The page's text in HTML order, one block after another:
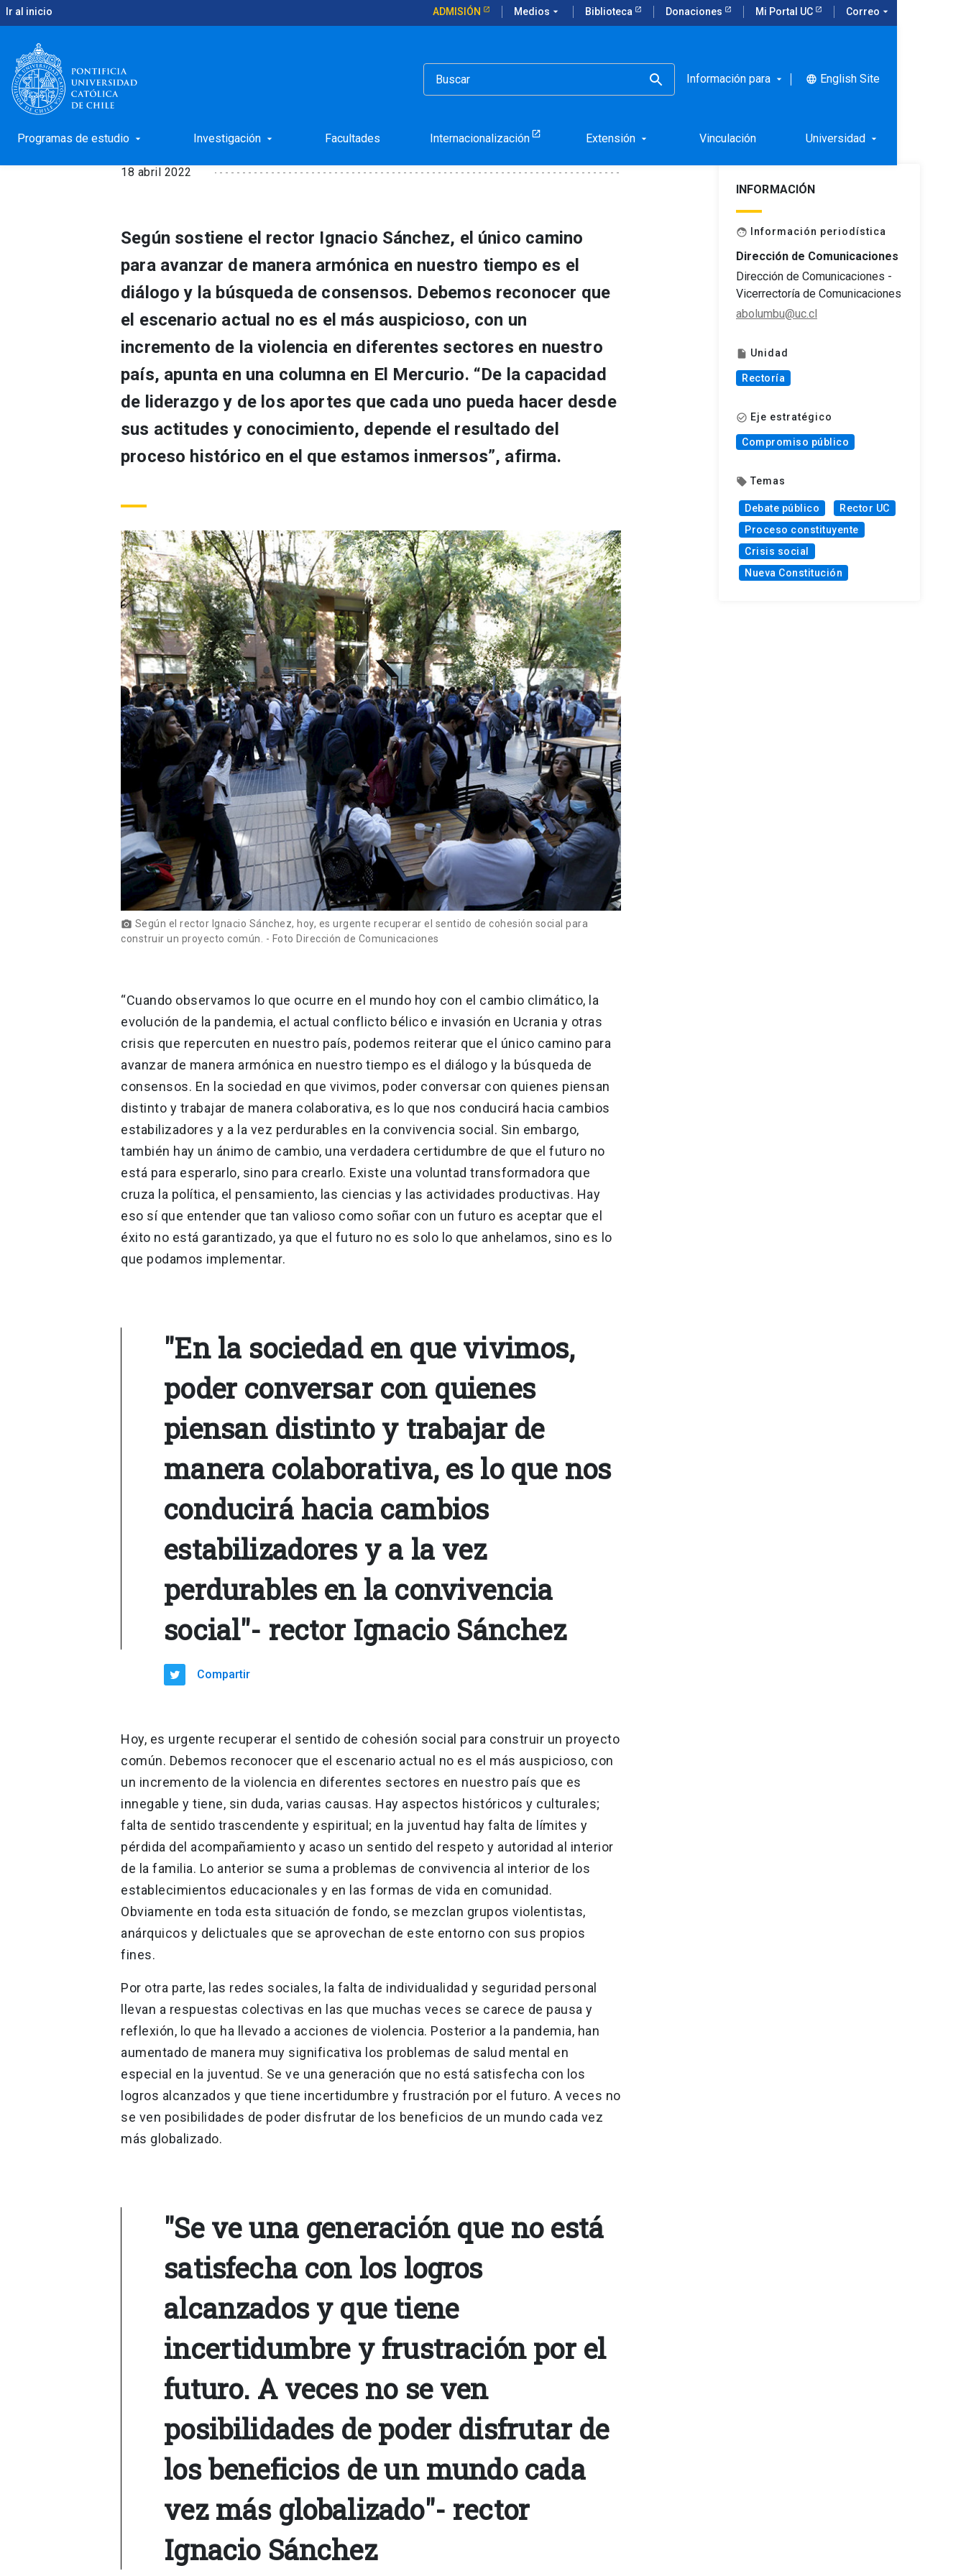
Ir al inicio ADMISIÓN Medios arrow_drop_down Biblioteca Donaciones Mi Portal UC Correo arrow_drop_down
Información para arrow_drop_down language English Site
Programas de estudio arrow_drop_down Investigación arrow_drop_down Facultades Internacionalización Extensión arrow_drop_down Vinculación Universidad arrow_drop_down
Inicio
Nuevo futuro para Chile
18 abril 2022
Según sostiene el rector Ignacio Sánchez, el único camino
para avanzar de manera armónica en nuestro tiempo es el
diálogo y la búsqueda de consensos. Debemos reconocer que
el escenario actual no es el más auspicioso, con un
incremento de la violencia en diferentes sectores en nuestro
país, apunta en una columna en El Mercurio. “De la capacidad
de liderazgo y de los aportes que cada uno pueda hacer desde
sus actitudes y conocimiento, depende el resultado del
proceso histórico en el que estamos inmersos”, afirma.
photo_camera Según el rector Ignacio Sánchez, hoy, es urgente recuperar el sentido de cohesión social para
construir un proyecto común. - Foto Dirección de Comunicaciones
“Cuando observamos lo que ocurre en el mundo hoy con el cambio climático, la
evolución de la pandemia, el actual conflicto bélico e invasión en Ucrania y otras
crisis que repercuten en nuestro país, podemos reiterar que el único camino para
avanzar de manera armónica en nuestro tiempo es el diálogo y la búsqueda de
consensos. En la sociedad en que vivimos, poder conversar con quienes piensan
distinto y trabajar de manera colaborativa, es lo que nos conducirá hacia cambios
estabilizadores y a la vez perdurables en la convivencia social. Sin embargo,
también hay un ánimo de cambio, una verdadera certidumbre de que el futuro no
está para esperarlo, sino para crearlo. Existe una voluntad transformadora que
cruza la política, el pensamiento, las ciencias y las actividades productivas. Hay
eso sí que entender que tan valioso como soñar con un futuro es aceptar que el
éxito no está garantizado, ya que el futuro no es solo lo que anhelamos, sino es lo
que podamos implementar.
"En la sociedad en que vivimos,
poder conversar con quienes
piensan distinto y trabajar de
manera colaborativa, es lo que nos
conducirá hacia cambios
estabilizadores y a la vez
perdurables en la convivencia
social"- rector Ignacio Sánchez
Compartir
Hoy, es urgente recuperar el sentido de cohesión social para construir un proyecto
común. Debemos reconocer que el escenario actual no es el más auspicioso, con
un incremento de la violencia en diferentes sectores en nuestro país que es
innegable y tiene, sin duda, varias causas. Hay aspectos históricos y culturales;
falta de sentido trascendente y espiritual; en la juventud hay falta de límites y
pérdida del acompañamiento y acaso un sentido del respeto y autoridad al interior
de la familia. Lo anterior se suma a problemas de convivencia al interior de los
establecimientos educacionales y en las formas de vida en comunidad.
Obviamente en toda esta situación de fondo, se mezclan grupos violentistas,
anárquicos y delictuales que se aprovechan de este entorno con sus propios
fines.
Por otra parte, las redes sociales, la falta de individualidad y seguridad personal
llevan a respuestas colectivas en las que muchas veces se carece de pausa y
reflexión, lo que ha llevado a acciones de violencia. Posterior a la pandemia, han
aumentado de manera muy significativa los problemas de salud mental en
especial en la juventud. Se ve una generación que no está satisfecha con los
logros alcanzados y que tiene incertidumbre y frustración por el futuro. A veces no
se ven posibilidades de poder disfrutar de los beneficios de un mundo cada vez
más globalizado.
"Se ve una generación que no está
satisfecha con los logros
alcanzados y que tiene
incertidumbre y frustración por el
futuro. A veces no se ven
posibilidades de poder disfrutar de
los beneficios de un mundo cada
vez más globalizado"- rector
Ignacio Sánchez
INFORMACIÓN
face Información periodística
Dirección de Comunicaciones
Dirección de Comunicaciones -
Vicerrectoría de Comunicaciones
abolumbu@uc.cl
insert_drive_file Unidad
Rectoría
check_circle_outline Eje estratégico
Compromiso público
local_offer Temas
Debate público
Rector UC
Proceso constituyente
Crisis social
Nueva Constitución